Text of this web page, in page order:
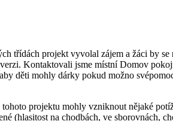
třídách projekt vyvolal zájem a žáci by
Kontaktovali jsme místní Domov
děti mohly dárky pokud možno
projektu mohly vzniknout nějaké
(hlasitost na chodbách, ve sborovnách,